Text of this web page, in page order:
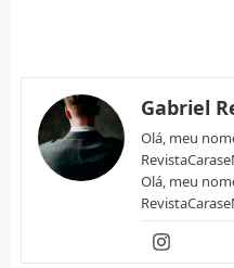
Gabriel
Olá, meu
Olá, meu